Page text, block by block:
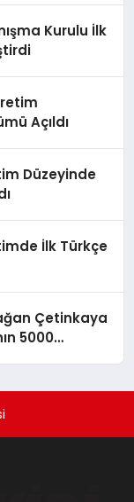
Kurulu İlk
Açıldı
Düzeyinde
İlk Türkçe
Çetinkaya
5000